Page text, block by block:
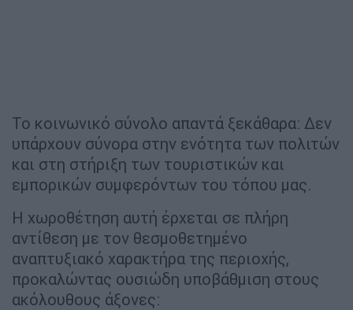
Το κοινωνικό σύνολο απαντά ξεκάθαρα: Δεν
υπάρχουν σύνορα στην ενότητα των πολιτών
και στη στήριξη των τουριστικών και
εμπορικών συμφερόντων του τόπου μας.
Η χωροθέτηση αυτή έρχεται σε πλήρη
αντίθεση με τον θεσμοθετημένο
αναπτυξιακό χαρακτήρα της περιοχής,
προκαλώντας ουσιώδη υποβάθμιση στους
ακόλουθους άξονες: